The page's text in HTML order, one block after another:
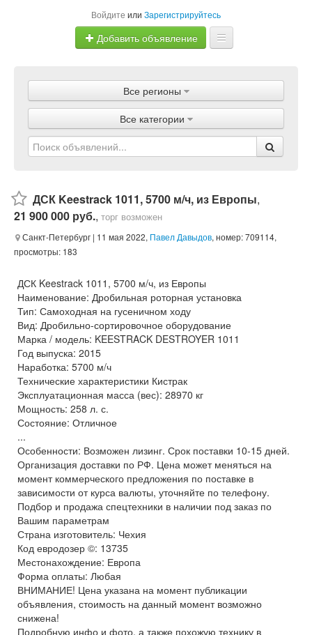
Войдите или Зарегистрируйтесь
Добавить объявление
Объявления
Магазины
Услуги
Все регионы
Все категории
ДСК Keestrack 1011, 5700 м/ч, из Европы,
21 900 000 руб., торг возможен
Санкт-Петербург | 11 мая 2022, Павел Давыдов, номер: 709114,
просмотры: 183
ДСК Keestrack 1011, 5700 м/ч, из Европы
Наименование: Дробильная роторная установка
Тип: Самоходная на гусеничном ходу
Вид: Дробильно-сортировочное оборудование
Марка / модель: KEESTRACK DESTROYER 1011
Год выпуска: 2015
Наработка: 5700 м/ч
Технические характеристики Кистрак
Эксплуатационная масса (вес): 28970 кг
Мощность: 258 л. с.
Состояние: Отличное
...
Особенности: Возможен лизинг. Срок поставки 10-15 дней.
Организация доставки по РФ. Цена может меняться на
момент коммерческого предложения по поставке в
зависимости от курса валюты, уточняйте по телефону.
Подбор и продажа спецтехники в наличии под заказ по
Вашим параметрам
Страна изготовитель: Чехия
Код евродозер ©: 13735
Местонахождение: Европа
Форма оплаты: Любая
ВНИМАНИЕ! Цена указана на момент публикации
объявления, стоимость на данный момент возможно
снижена!
Подробную инфо и фото, а также похожую технику в